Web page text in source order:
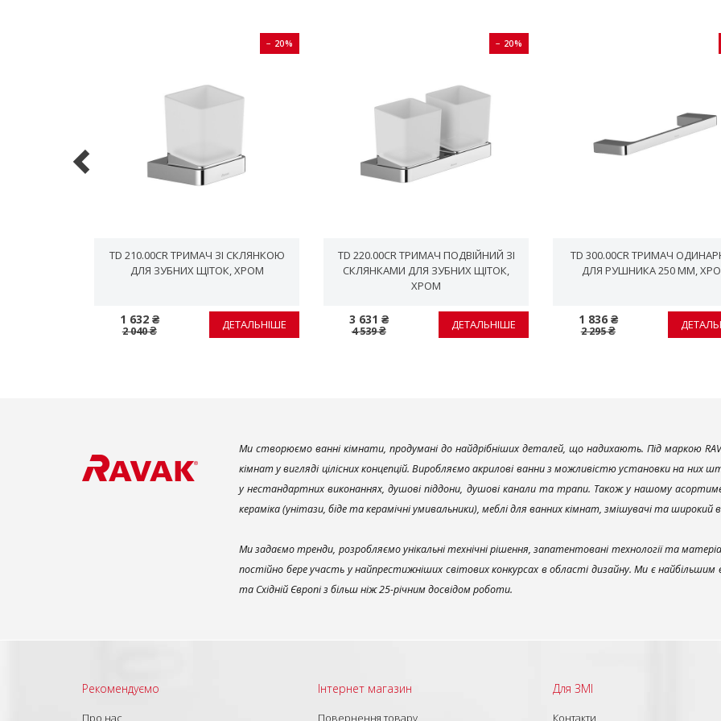
− 20%
TD 210.00CR ТРИМАЧ ЗІ СКЛЯНКОЮ
ДЛЯ ЗУБНИХ ЩІТОК, ХРОМ
1 632 ₴
2 040 ₴ ДЕТАЛЬНІШЕ
− 20%
TD 220.00CR ТРИМАЧ ПОДВІЙНИЙ ЗІ
СКЛЯНКАМИ ДЛЯ ЗУБНИХ ЩІТОК,
ХРОМ
3 631 ₴
4 539 ₴ ДЕТАЛЬНІШЕ
TD 300.00CR ТРИМАЧ
ДЛЯ РУШНИКА 250 ММ,
1 836 ₴
2 295 ₴
Ми створюємо ванні кімнати, продумані до найдрібніших деталей, що надихають. Під маркою
кімнат у вигляді цілісних концепцій. Виробляємо акрилові ванни з можливістю установки на них
у нестандартних виконаннях, душові піддони, душові канали та трапи. Також у нашому
кераміка (унітази, біде та керамічні умивальники), меблі для ванних кімнат, змішувачі та широкий
Ми задаємо тренди, розробляємо унікальні технічні рішення, запатентовані технології та
постійно бере участь у найпрестижніших світових конкурсах в області дизайну. Ми є
та Східній Європі з більш ніж 25-річним досвідом роботи.
Рекомендуємо
Про нас
Інтернет магазин
Повернення товару
Для ЗМІ
Контакти